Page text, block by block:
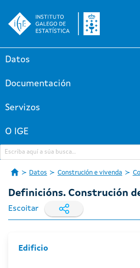
Datos
Documentación
Servizos
O IGE
Datos Construción e vivenda
Definicións. Construción
Escoitar
Edificio